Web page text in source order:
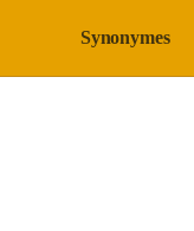
Synonymes